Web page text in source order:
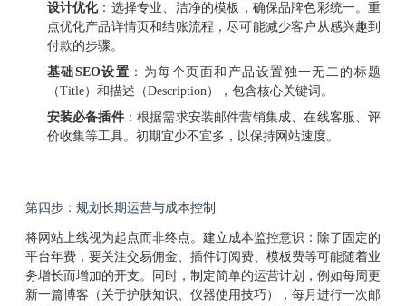
设计优化：选择专业、洁净的模板，确保品牌色彩统一。重
点优化产品详情页和结账流程，尽可能减少客户从感兴趣到
付款的步骤。
基础SEO设置 ：为每个页面和产品设置独一无二的标题
（Title）和描述（Description），包含核心关键词。
安装必备插件：根据需求安装邮件营销集成、在线客服、评
价收集等工具。初期宜少不宜多，以保持网站速度。
第四步：规划长期运营与成本控制
将网站上线视为起点而非终点。建立成本监控意识：除了固定的
平台年费，要关注交易佣金、插件订阅费、模板费等可能随着业
务增长而增加的开支。同时，制定简单的运营计划，例如每周更
新一篇博客（关于护肤知识、仪器使用技巧），每月进行一次邮